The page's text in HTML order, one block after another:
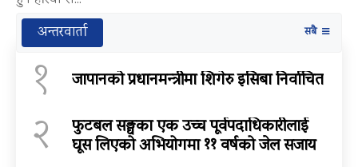
अन्तरवार्ता
सबै
१ जापानको प्रधानमन्त्रीमा शिगेरु इसिबा निर्वाचित
२ फुटबल सङ्घका एक उच्च पूर्वपदाधिकारीलाई
घूस लिएको अभियोगमा ११ वर्षको जेल सजाय